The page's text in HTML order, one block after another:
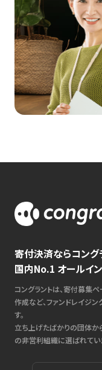
寄付決済ならコング
国内No.1 オールイ
コングラントは、寄付募集
作成など、ファンドレイジ
す。
立ち上げたばかりの団体
の非営利組織に選ばれてい